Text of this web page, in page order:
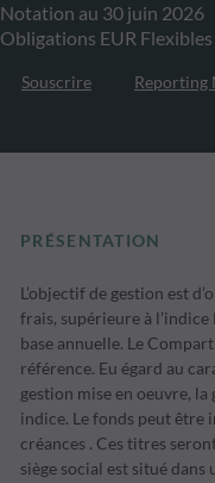
Notation au 30 juin 2026
Obligations EUR Flexibles
Souscrire Reporting
PRÉSENTATION
L’objectif de gestion est
frais, supérieure à l’indice
base annuelle. Le
référence. Eu égard au
gestion mise en oeuvre, la
indice. Le fonds peut être
créances . Ces titres
siège social est situé dans